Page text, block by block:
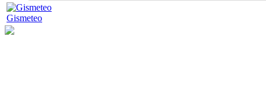
Gismeteo